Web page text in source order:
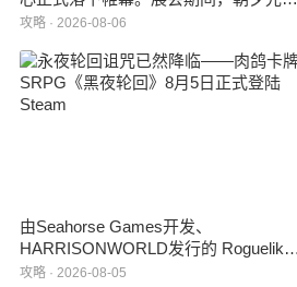
旗下蓝海工作室自研的多英雄策略射击
相，并向玩家开放试玩。
攻略 · 2026-08-06
由Seahorse Games开发、
HARRISONWORLD发行的 Roguelike
卡牌战棋游戏 《黑夜轮回》于2026年8
攻略 · 2026-08-05